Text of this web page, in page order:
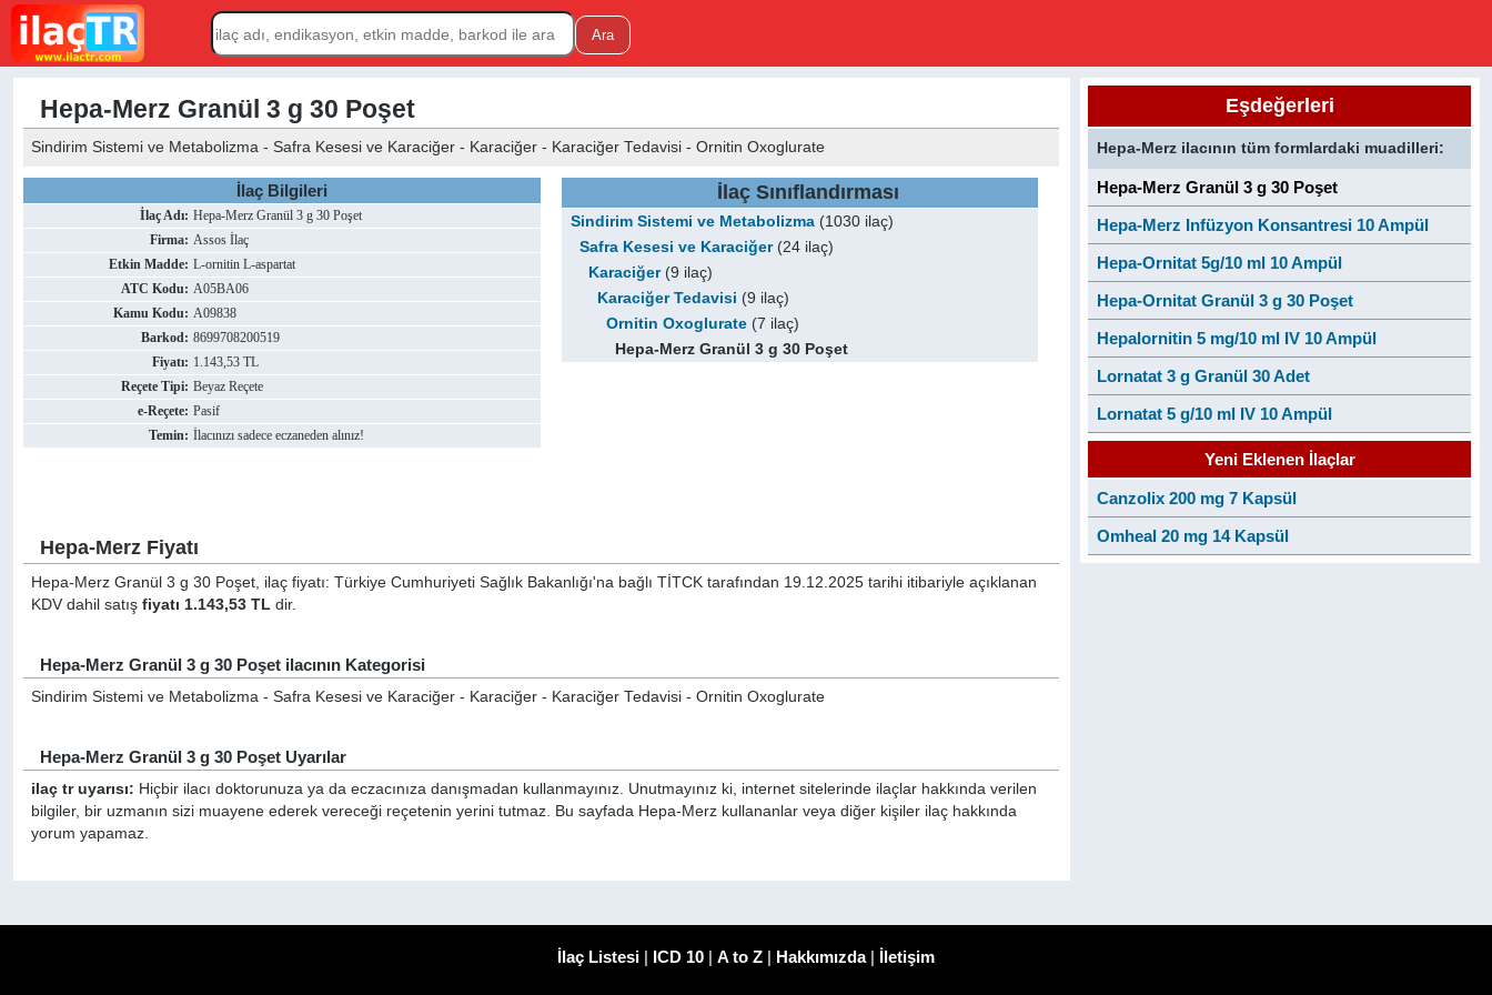
Hepa-Merz Granül 3 g 30 Poşet
Sindirim Sistemi ve Metabolizma - Safra Kesesi ve Karaciğer - Karaciğer - Karaciğer Tedavisi - Ornitin Oxoglurate
İlaç Bilgileri
İlaç Adı: Hepa-Merz Granül 3 g 30 Poşet
Firma: Assos İlaç
Etkin Madde: L-ornitin L-aspartat
ATC Kodu: A05BA06
Kamu Kodu: A09838
Barkod: 8699708200519
Fiyatı: 1.143,53 TL
Reçete Tipi: Beyaz Reçete
e-Reçete: Pasif
Temin: İlacınızı sadece eczaneden alınız!
İlaç Sınıflandırması
Sindirim Sistemi ve Metabolizma (1030 ilaç)
Safra Kesesi ve Karaciğer(24 ilaç)
Karaciğer(9 ilaç)
Karaciğer Tedavisi (9 ilaç)
Ornitin Oxoglurate (7 ilaç)
Hepa-Merz Granül 3 g 30 Poşet
Hepa-Merz Fiyatı
Hepa-Merz Granül 3 g 30 Poşet, ilaç fiyatı: Türkiye Cumhuriyeti Sağlık Bakanlığı'na bağlı TİTCK tarafından 19.12.2025 tarihi itibariyle açıklanan
KDV dahil satışfiyatı 1.143,53 TL dir.
Hepa-Merz Granül 3 g 30 Poşet ilacının Kategorisi
Sindirim Sistemi ve Metabolizma - Safra Kesesi ve Karaciğer - Karaciğer - Karaciğer Tedavisi - Ornitin Oxoglurate
Hepa-Merz Granül 3 g 30 Poşet Uyarılar
ilaç tr uyarısı: Hiçbir ilacı doktorunuza ya da eczacınıza danışmadan kullanmayınız. Unutmayınız ki, internet sitelerinde ilaçlar hakkında verilen
bilgiler, bir uzmanın sizi muayene ederek vereceği reçetenin yerini tutmaz. Bu sayfada Hepa-Merz kullananlar veya diğer kişiler ilaç hakkında
yorum yapamaz.
Eşdeğerleri
Hepa-Merz ilacının tüm formlardaki muadilleri:
Hepa-Merz Granül 3 g 30 Poşet
Hepa-Merz Infüzyon Konsantresi 10 Ampül
Hepa-Ornitat 5g/10 ml 10 Ampül
Hepa-Ornitat Granül 3 g 30 Poşet
Hepalornitin 5 mg/10 ml IV 10 Ampül
Lornatat 3 g Granül 30 Adet
Lornatat 5 g/10 ml IV 10 Ampül
Yeni Eklenen İlaçlar
Canzolix 200 mg 7 Kapsül
Omheal 20 mg 14 Kapsül
İlaç Listesi | ICD 10 | A to Z | Hakkımızda| İletişim